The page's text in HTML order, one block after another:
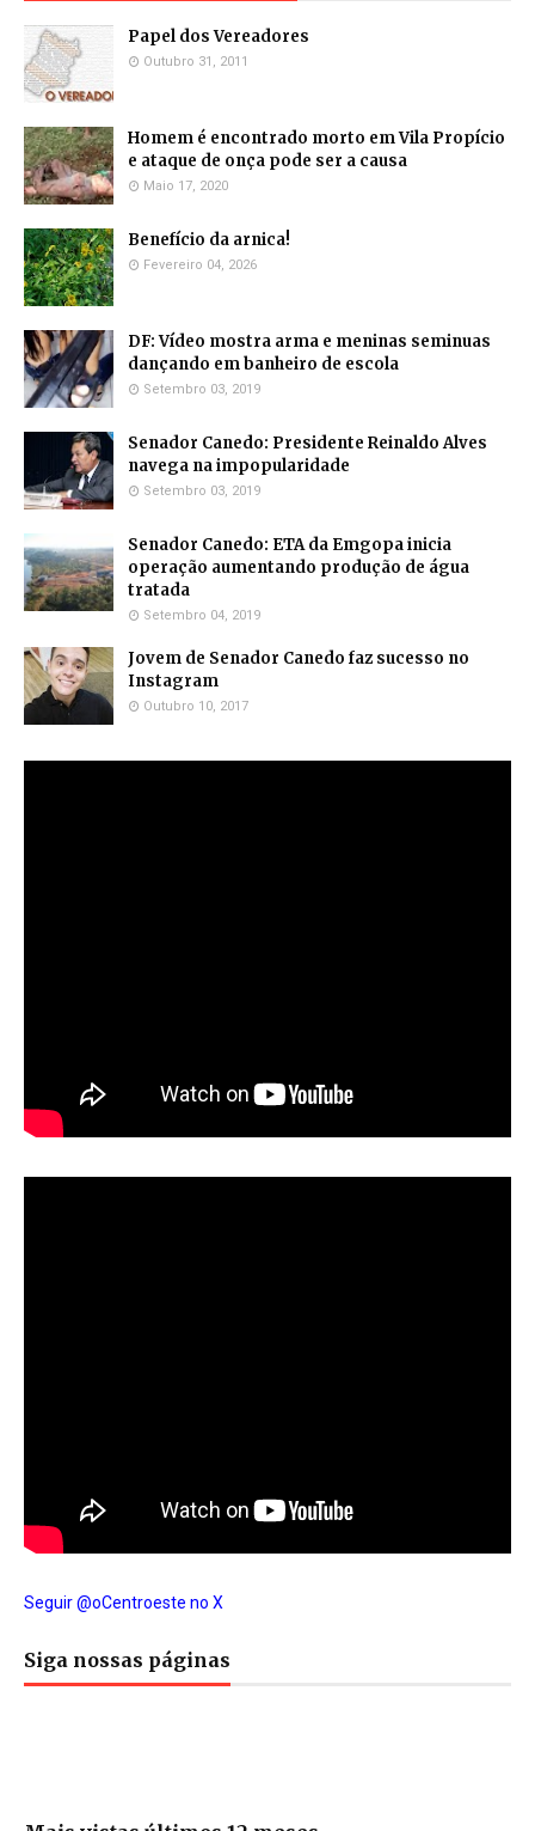
Papel dos Vereadores
Outubro 31, 2011
Homem é encontrado morto em Vila Propício
e ataque de onça pode ser a causa
Maio 17, 2020
Benefício da arnica!
Fevereiro 04, 2026
DF: Vídeo mostra arma e meninas seminuas
dançando em banheiro de escola
Setembro 03, 2019
Senador Canedo: Presidente Reinaldo Alves
navega na impopularidade
Setembro 03, 2019
Senador Canedo: ETA da Emgopa inicia
operação aumentando produção de água
tratada
Setembro 04, 2019
Jovem de Senador Canedo faz sucesso no
Instagram
Outubro 10, 2017
Seguir @oCentroeste no X
Siga nossas páginas